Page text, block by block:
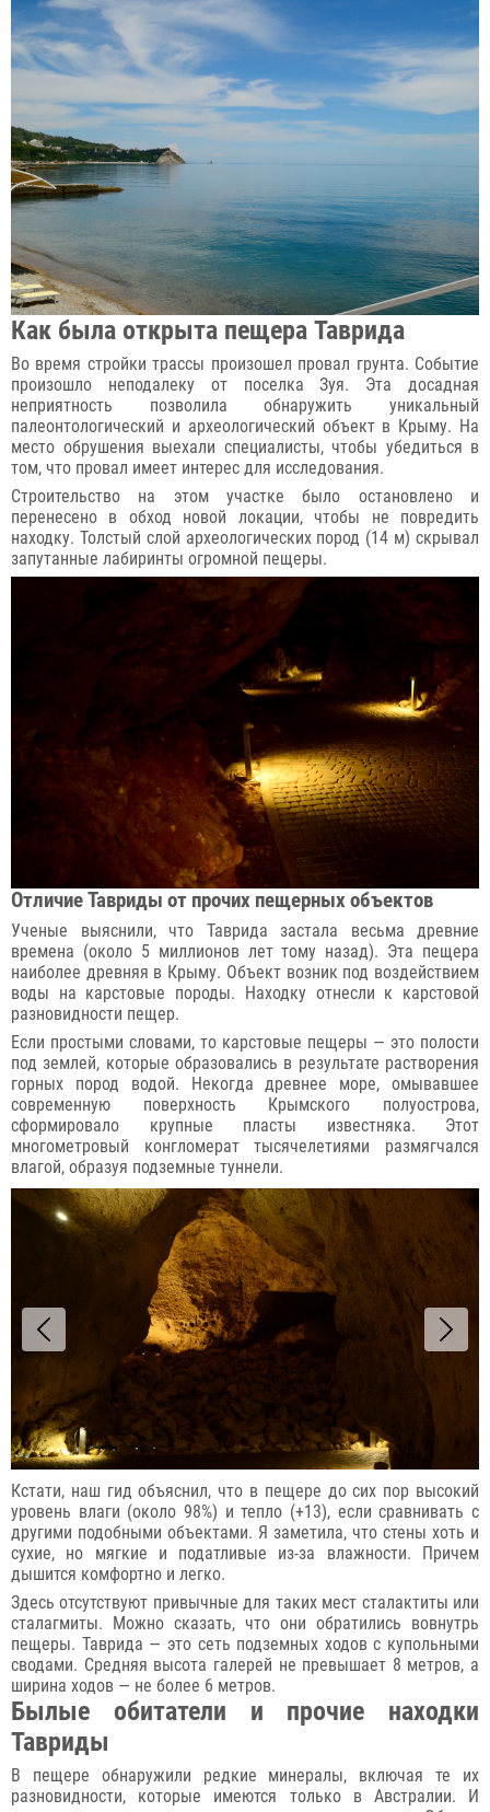
Как была открыта пещера Таврида
Во время стройки трассы произошел провал грунта. Событие
произошло неподалеку от поселка Зуя. Эта досадная
неприятность позволила обнаружить уникальный
палеонтологический и археологический объект в Крыму. На
место обрушения выехали специалисты, чтобы убедиться в
том, что провал имеет интерес для исследования.
Строительство на этом участке было остановлено и
перенесено в обход новой локации, чтобы не повредить
находку. Толстый слой археологических пород (14 м) скрывал
запутанные лабиринты огромной пещеры.
Отличие Тавриды от прочих пещерных объектов
Ученые выяснили, что Таврида застала весьма древние
времена (около 5 миллионов лет тому назад). Эта пещера
наиболее древняя в Крыму. Объект возник под воздействием
воды на карстовые породы. Находку отнесли к карстовой
разновидности пещер.
Если простыми словами, то карстовые пещеры — это полости
под землей, которые образовались в результате растворения
горных пород водой. Некогда древнее море, омывавшее
современную поверхность Крымского полуострова,
сформировало крупные пласты известняка. Этот
многометровый конгломерат тысячелетиями размягчался
влагой, образуя подземные туннели.
Кстати, наш гид объяснил, что в пещере до сих пор высокий
уровень влаги (около 98%) и тепло (+13), если сравнивать с
другими подобными объектами. Я заметила, что стены хоть и
сухие, но мягкие и податливые из-за влажности. Причем
дышится комфортно и легко.
Здесь отсутствуют привычные для таких мест сталактиты или
сталагмиты. Можно сказать, что они обратились вовнутрь
пещеры. Таврида — это сеть подземных ходов с купольными
сводами. Средняя высота галерей не превышает 8 метров, а
ширина ходов — не более 6 метров.
Былые обитатели и прочие находки
Тавриды
В пещере обнаружили редкие минералы, включая те их
разновидности, которые имеются только в Австралии. И